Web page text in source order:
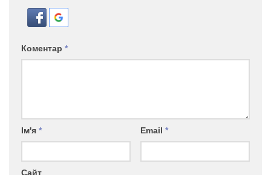
Коментар *
Ім'я * Email *
Сайт